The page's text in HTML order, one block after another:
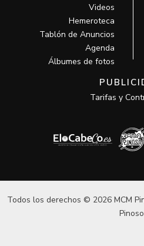
Videos
Hemeroteca
Tablón de Anuncios
Agenda
Álbumes de fotos
Tarifas y
Todos los derechos © 2026 MCM
Pinoso